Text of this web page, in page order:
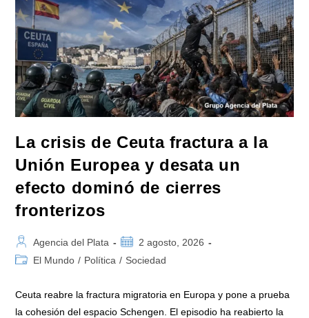
De
Productores
Vitivinícolas
De
La
Provincia
De
Buenos
Aires»
La crisis de Ceuta fractura a la
Unión Europea y desata un
efecto dominó de cierres
fronterizos
Autor
de
Agencia del Plata
Publicación
de
2 agosto, 2026
Categoría
El Mundo / Política / Sociedad
Ceuta reabre la fractura migratoria en Europa y pone a prueba
la cohesión del espacio Schengen. El episodio ha reabierto la